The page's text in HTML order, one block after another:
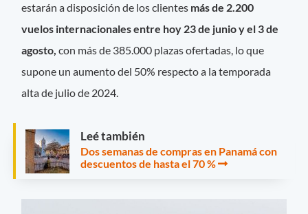
estarán a disposición de los clientes más de 2.200
vuelos internacionales entre hoy 23 de junio y el 3 de
agosto,con más de 385.000 plazas ofertadas, lo que
supone un aumento del 50% respecto a la temporada
alta de julio de 2024.
Leé también
Dos semanas de compras en Panamá con
descuentos de hasta el 70 %